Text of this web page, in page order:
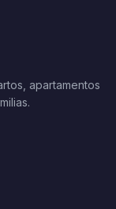
apartamentos